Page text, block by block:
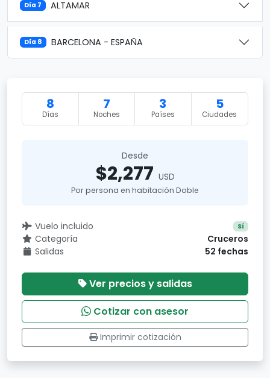
Día 7 ALTAMAR
Día 8 BARCELONA - ESPAÑA
8
Días
7
Noches
3
Países
5
Ciudades
Desde
$2,277 USD
Por persona en habitación Doble
Vuelo incluido Sí
Categoría
Cruceros
Salidas
52 fechas
Ver precios y salidas
Cotizar con asesor
Imprimir cotización